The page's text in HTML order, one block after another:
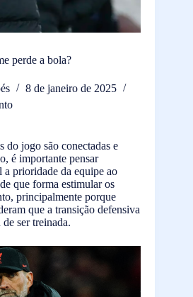
perde a bola?
8 de janeiro de 2025
do jogo são conectadas e
é importante pensar
a prioridade da equipe ao
que forma estimular os
principalmente porque
que a transição defensiva
ser treinada.